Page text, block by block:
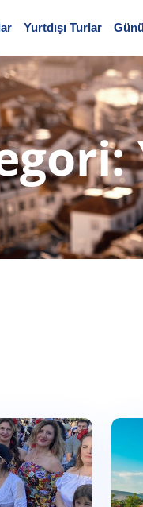
Yurtdışı Turlar